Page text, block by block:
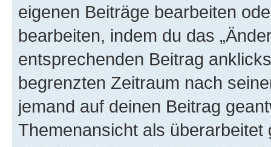
eigenen Beiträge bearbeiten
bearbeiten, indem du das
entsprechenden Beitrag
begrenzten Zeitraum nach
jemand auf deinen Beitrag
Themenansicht als